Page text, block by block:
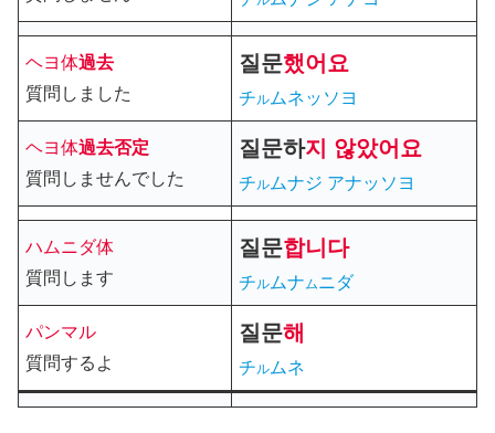
ヘヨ体過去
質問しました
질문했어요
チル ムネッソヨ
ヘヨ体過去否定
質問しませんでした
질문하지 않았어요
チル ムナジ アナッソヨ
ハムニダ体
質問します
질문합니다
チル ムナムニダ
パンマル
質問するよ
질문해
チル ムネ